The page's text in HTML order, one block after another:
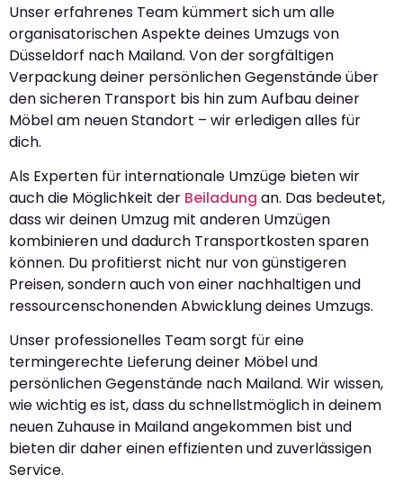
Unser erfahrenes Team kümmert sich um alle
organisatorischen Aspekte deines Umzugs von
Düsseldorf nach Mailand. Von der sorgfältigen
Verpackung deiner persönlichen Gegenstände über
den sicheren Transport bis hin zum Aufbau deiner
Möbel am neuen Standort – wir erledigen alles für
dich.
Als Experten für internationale Umzüge bieten wir
auch die Möglichkeit der Beiladung an. Das bedeutet,
dass wir deinen Umzug mit anderen Umzügen
kombinieren und dadurch Transportkosten sparen
können. Du profitierst nicht nur von günstigeren
Preisen, sondern auch von einer nachhaltigen und
ressourcenschonenden Abwicklung deines Umzugs.
Unser professionelles Team sorgt für eine
termingerechte Lieferung deiner Möbel und
persönlichen Gegenstände nach Mailand. Wir wissen,
wie wichtig es ist, dass du schnellstmöglich in deinem
neuen Zuhause in Mailand angekommen bist und
bieten dir daher einen effizienten und zuverlässigen
Service.